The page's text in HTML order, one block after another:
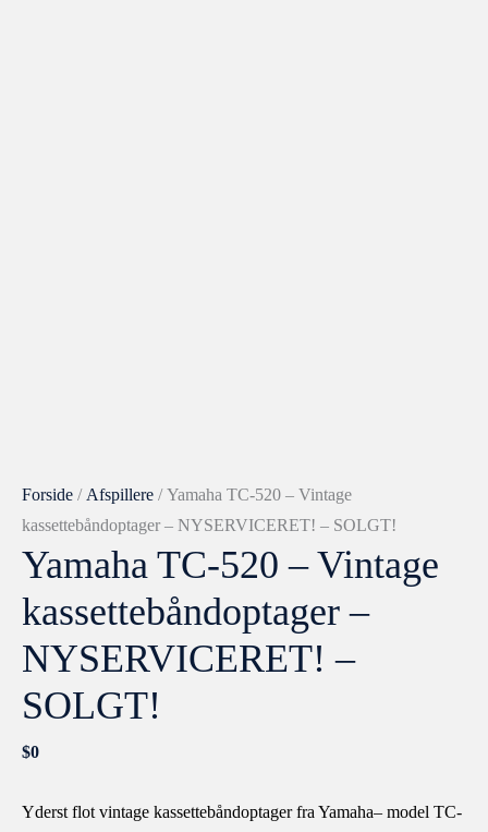
Forside / Afspillere / Yamaha TC-520 – Vintage
kassettebåndoptager – NYSERVICERET! – SOLGT!
Yamaha TC-520 – Vintage
kassettebåndoptager –
NYSERVICERET! –
SOLGT!
$0
Yderst flot vintage kassettebåndoptager fra Yamaha– model TC-